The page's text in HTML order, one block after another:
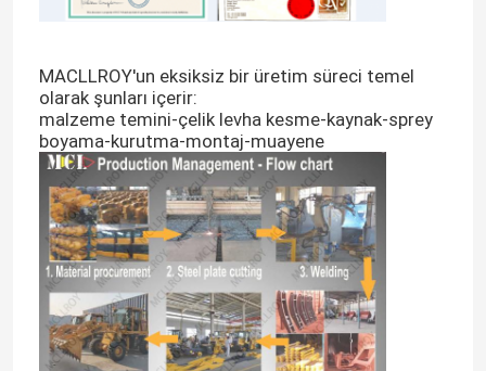
MACLLROY'un eksiksiz bir üretim süreci temel
olarak şunları içerir:
malzeme temini-çelik levha kesme-kaynak-sprey
boyama-kurutma-montaj-muayene